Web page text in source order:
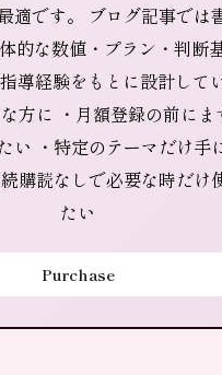
適です。 ブログ記事では
的な数値・プラン・判断
導経験をもとに設計して
方に ・月額登録の前にま
い ・特定のテーマだけ手
購読なしで必要な時だけ
たい
Purchase